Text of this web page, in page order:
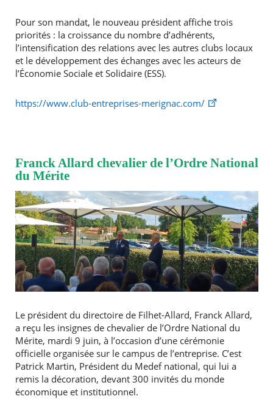
RECHERCHER ...
Pour son mandat, le nouveau président affiche trois
priorités : la croissance du nombre d’adhérents,
l’intensification des relations avec les autres clubs locaux
et le développement des échanges avec les acteurs de
l’Économie Sociale et Solidaire (ESS).
https://www.club-entreprises-merignac.com/
Franck Allard chevalier de l’Ordre National
du Mérite
Le président du directoire de Filhet-Allard, Franck Allard,
a reçu les insignes de chevalier de l’Ordre National du
Mérite, mardi 9 juin, à l’occasion d’une cérémonie
officielle organisée sur le campus de l’entreprise. C’est
Patrick Martin, Président du Medef national, qui lui a
remis la décoration, devant 300 invités du monde
économique et institutionnel.